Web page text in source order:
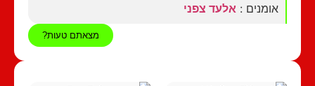
אומנים : אלעד צפני
מצאתם טעות?